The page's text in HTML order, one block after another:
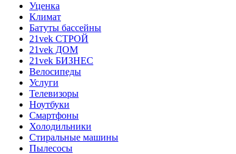
Уценка
Климат
Батуты бассейны
21vek СТРОЙ
21vek ДОМ
21vek БИЗНЕС
Велосипеды
Услуги
Телевизоры
Ноутбуки
Смартфоны
Холодильники
Стиральные машины
Пылесосы